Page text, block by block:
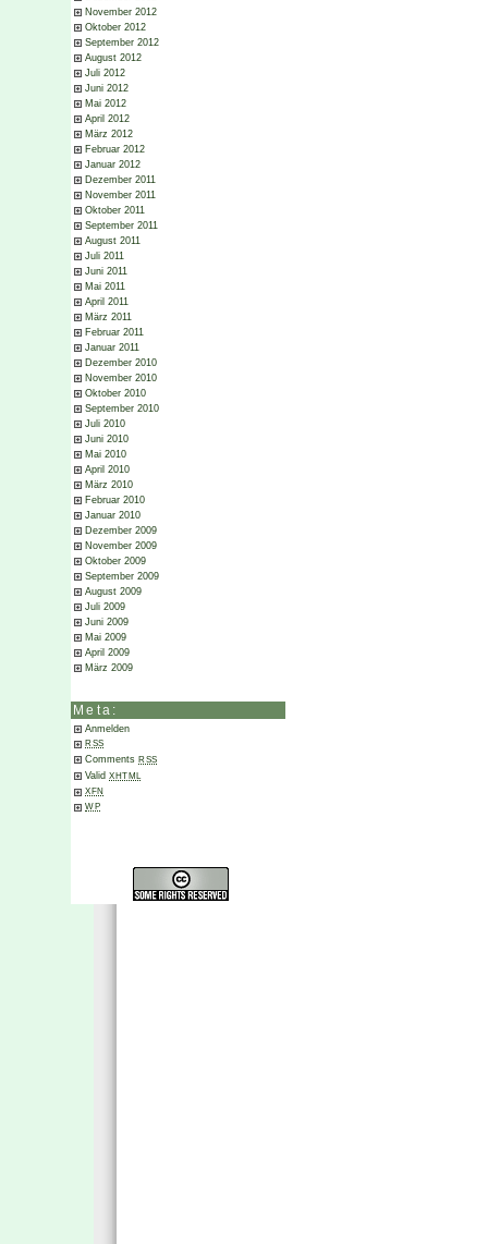
November 2012
Oktober 2012
September 2012
August 2012
Juli 2012
Juni 2012
Mai 2012
April 2012
März 2012
Februar 2012
Januar 2012
Dezember 2011
November 2011
Oktober 2011
September 2011
August 2011
Juli 2011
Juni 2011
Mai 2011
April 2011
März 2011
Februar 2011
Januar 2011
Dezember 2010
November 2010
Oktober 2010
September 2010
Juli 2010
Juni 2010
Mai 2010
April 2010
März 2010
Februar 2010
Januar 2010
Dezember 2009
November 2009
Oktober 2009
September 2009
August 2009
Juli 2009
Juni 2009
Mai 2009
April 2009
März 2009
Meta:
Anmelden
RSS
Comments RSS
Valid XHTML
XFN
WP